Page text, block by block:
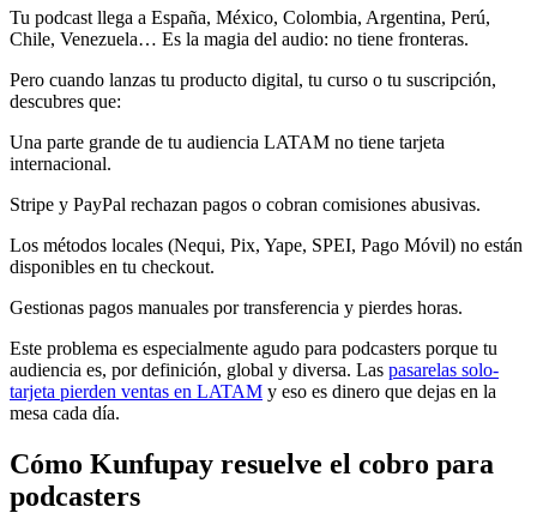
Tu podcast llega a España, México, Colombia, Argentina, Perú,
Chile, Venezuela… Es la magia del audio: no tiene fronteras.
Pero cuando lanzas tu producto digital, tu curso o tu suscripción,
descubres que:
Una parte grande de tu audiencia LATAM no tiene tarjeta
internacional.
Stripe y PayPal rechazan pagos o cobran comisiones abusivas.
Los métodos locales (Nequi, Pix, Yape, SPEI, Pago Móvil) no están
disponibles en tu checkout.
Gestionas pagos manuales por transferencia y pierdes horas.
Este problema es especialmente agudo para podcasters porque tu
audiencia es, por definición, global y diversa. Las pasarelas solo-
tarjeta pierden ventas en LATAM y eso es dinero que dejas en la
mesa cada día.
Cómo Kunfupay resuelve el cobro para
podcasters